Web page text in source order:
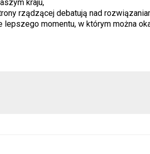
kraju,
rządzącej debatują nad
lepszego momentu, w którym można